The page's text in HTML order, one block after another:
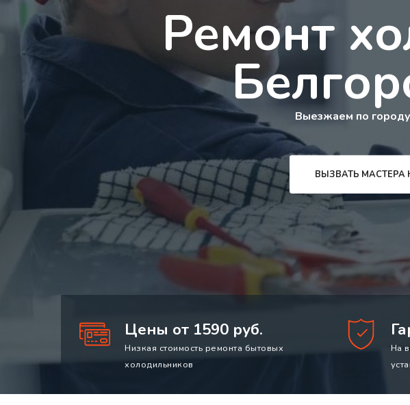
Ремонт
Выезжаем по
ВЫЗВАТЬ МАСТЕРА
Цены от 1590 руб.
Низкая стоимость ремонта бытовых
холодильников
На